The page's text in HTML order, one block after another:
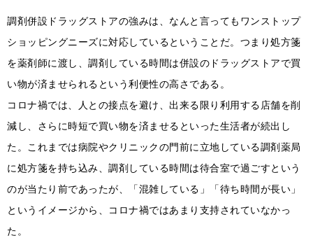
調剤併設ドラッグストアの強みは、なんと言ってもワンストップ
ショッピングニーズに対応しているということだ。つまり処方箋
を薬剤師に渡し、調剤している時間は併設のドラッグストアで買
い物が済ませられるという利便性の高さである。
コロナ禍では、人との接点を避け、出来る限り利用する店舗を削
減し、さらに時短で買い物を済ませるといった生活者が続出し
た。これまでは病院やクリニックの門前に立地している調剤薬局
に処方箋を持ち込み、調剤している時間は待合室で過ごすという
のが当たり前であったが、「混雑している」「待ち時間が長い」
というイメージから、コロナ禍ではあまり支持されていなかっ
た。